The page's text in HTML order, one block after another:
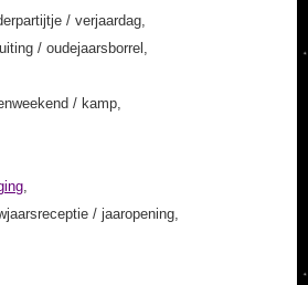
/ verjaardag,
/ oudejaarsborrel,
/ kamp,
,
/ jaaropening,